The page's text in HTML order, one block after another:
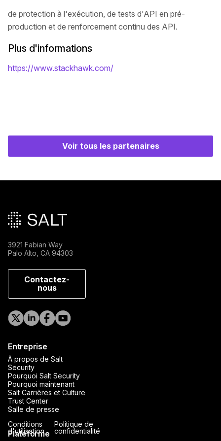
de protection à l'exécution, de tests d'API en pré-
production et de renforcement continu des API.
Plus d'informations
https://www.stackhawk.com/
Voir tous les partenaires
3921 Fabian Way
Palo Alto, CA 94303
Contactez-
nous
Entreprise
À propos de Salt
Security
Pourquoi Salt Security
Pourquoi maintenant
Salt Carrières et Culture
Trust Center
Salle de presse
Plateforme
Conditions
d'utilisation
Politique de
confidentialité